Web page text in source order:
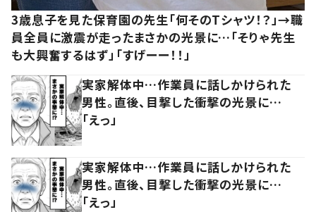
3歳息子を見た保育園の先生「何そのTシャツ！？」→職
員全員に激震が走ったまさかの光景に…「そりゃ先生
も大興奮するはず」「すげーー！！」
実家解体中…作業員に話しかけられた
男性。直後、目撃した衝撃の光景に…
「えっ」
実家解体中…作業員に話しかけられた
男性。直後、目撃した衝撃の光景に…
「えっ」